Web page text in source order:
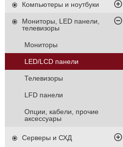
Компьютеры и ноутбуки
Мониторы, LED панели,
телевизоры
Мониторы
LED/LCD панели
Телевизоры
LFD панели
Опции, кабели, прочие
аксессуары
Серверы и СХД